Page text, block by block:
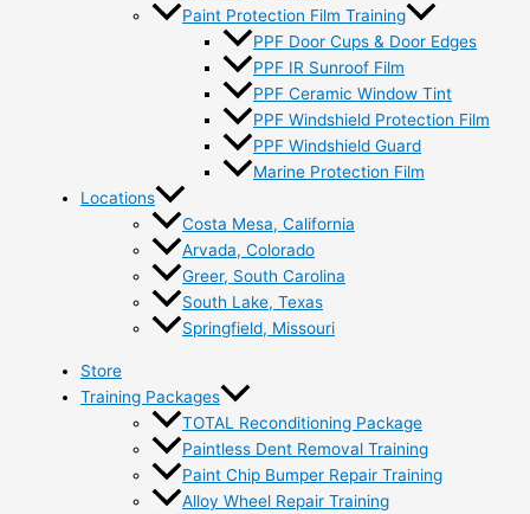
Paint Protection Film Training
PPF Door Cups & Door Edges
PPF IR Sunroof Film
PPF Ceramic Window Tint
PPF Windshield Protection Film
PPF Windshield Guard
Marine Protection Film
Locations
Costa Mesa, California
Arvada, Colorado
Greer, South Carolina
South Lake, Texas
Springfield, Missouri
Store
Training Packages
TOTAL Reconditioning Package
Paintless Dent Removal Training
Paint Chip Bumper Repair Training
Alloy Wheel Repair Training